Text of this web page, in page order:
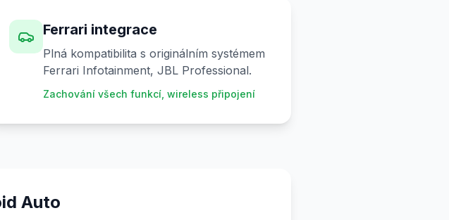
Ferrari integrace
Plná kompatibilita s originálním systémem
Ferrari Infotainment, JBL Professional.
Zachování všech funkcí, wireless připojení
Auto